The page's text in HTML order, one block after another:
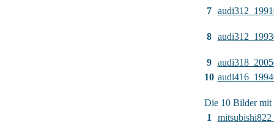
7
8
9
10
Die 10 Bilder mit
1